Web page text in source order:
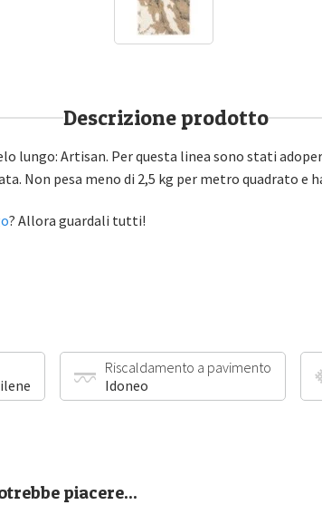
Descrizione prodotto
lungo: Artisan. Per questa linea sono stati
Non pesa meno di 2,5 kg per metro quadrato e
? Allora guardali tutti!
Riscaldamento a pavimento
Idoneo
piacere...